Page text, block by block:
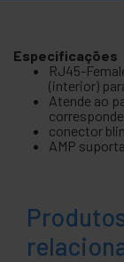
Especificações
RJ45-
(interior)
Atende ao
conector
AMP